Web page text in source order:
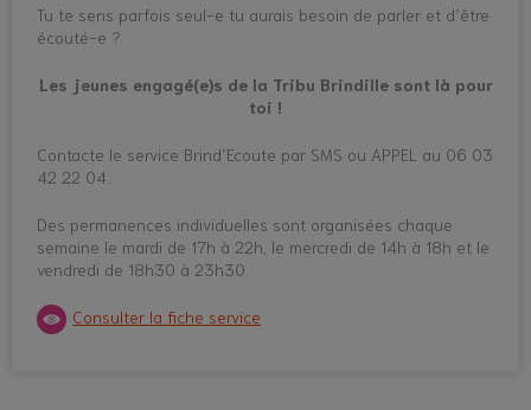
Tu te sens parfois seul-e tu aurais besoin de parler et d’être
écouté-e ?
Les jeunes engagé(e)s de la Tribu Brindille sont là pour
toi !
Contacte le service Brind’Ecoute par SMS ou APPEL au 06 03
42 22 04.
Des permanences individuelles sont organisées chaque
semaine le mardi de 17h à 22h, le mercredi de 14h à 18h et le
vendredi de 18h30 à 23h30.
Consulter la fiche service